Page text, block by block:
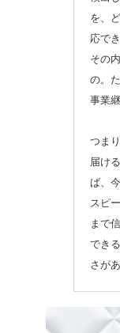
を、
応で
その
の。
事業
つま
届け
ば、
スピ
まで
でき
さが